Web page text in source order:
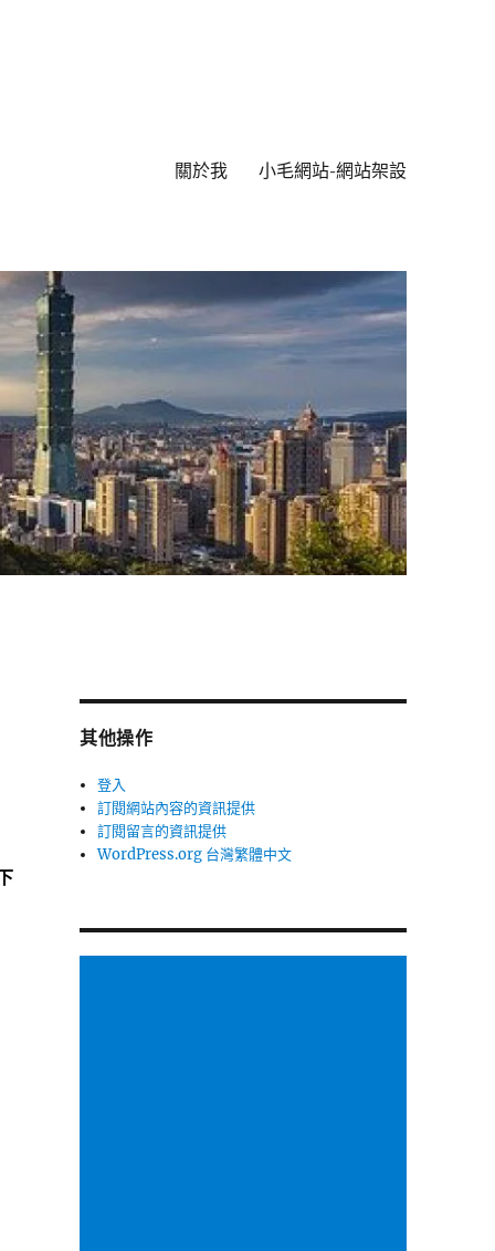
關於我 小毛網站-網站架設
其他操作
登入
訂閱網站內容的資訊提供
訂閱留言的資訊提供
WordPress.org 台灣繁體中文